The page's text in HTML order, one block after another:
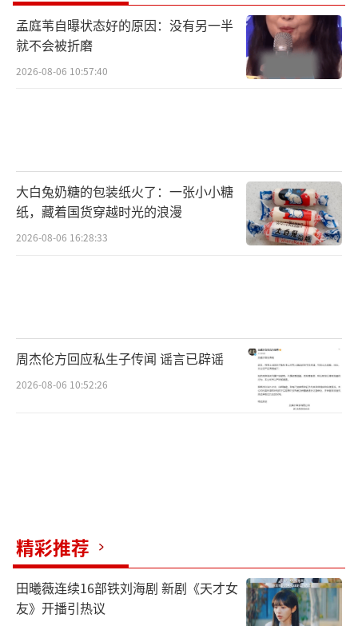
孟庭苇自曝状态好的原因：没有另一半
就不会被折磨
2026-08-06 10:57:40
大白兔奶糖的包装纸火了：一张小小糖
纸，藏着国货穿越时光的浪漫
2026-08-06 16:28:33
周杰伦方回应私生子传闻 谣言已辟谣
2026-08-06 10:52:26
精彩推荐
田曦薇连续16部铁刘海剧 新剧《天才女
友》开播引热议